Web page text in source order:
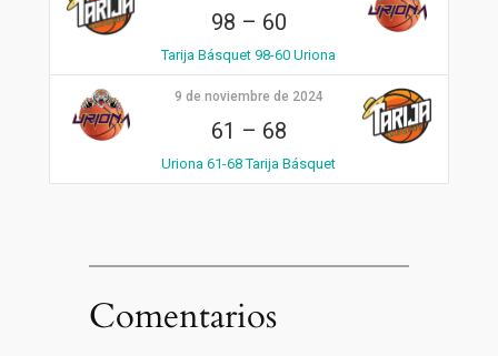
98 – 60
Tarija Básquet 98-60 Uriona
9 de noviembre de 2024
61 – 68
Uriona 61-68 Tarija Básquet
Comentarios